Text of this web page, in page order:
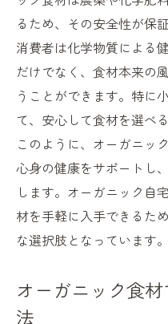
トレーサビリテ
自宅配送でも
生産者と消費者
安全性を追求す
消費者の信頼を
自然の恵みをその
アまで届く
収穫から配達
オーガニック
直送だからこ
るため、その安全性が保
消費者は化学物質による
だけでなく、食材本来の
うことができます。特に
て、安心して食材を選べ
このように、オーガニッ
心身の健康をサポートし
します。オーガニック自
材を手軽に入手できるた
な選択肢となっています。
オーガニック食
法